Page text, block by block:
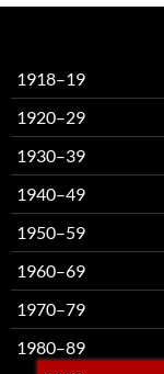
1918–19
1920–29
1930–39
1940–49
1950–59
1960–69
1970–79
1980–89